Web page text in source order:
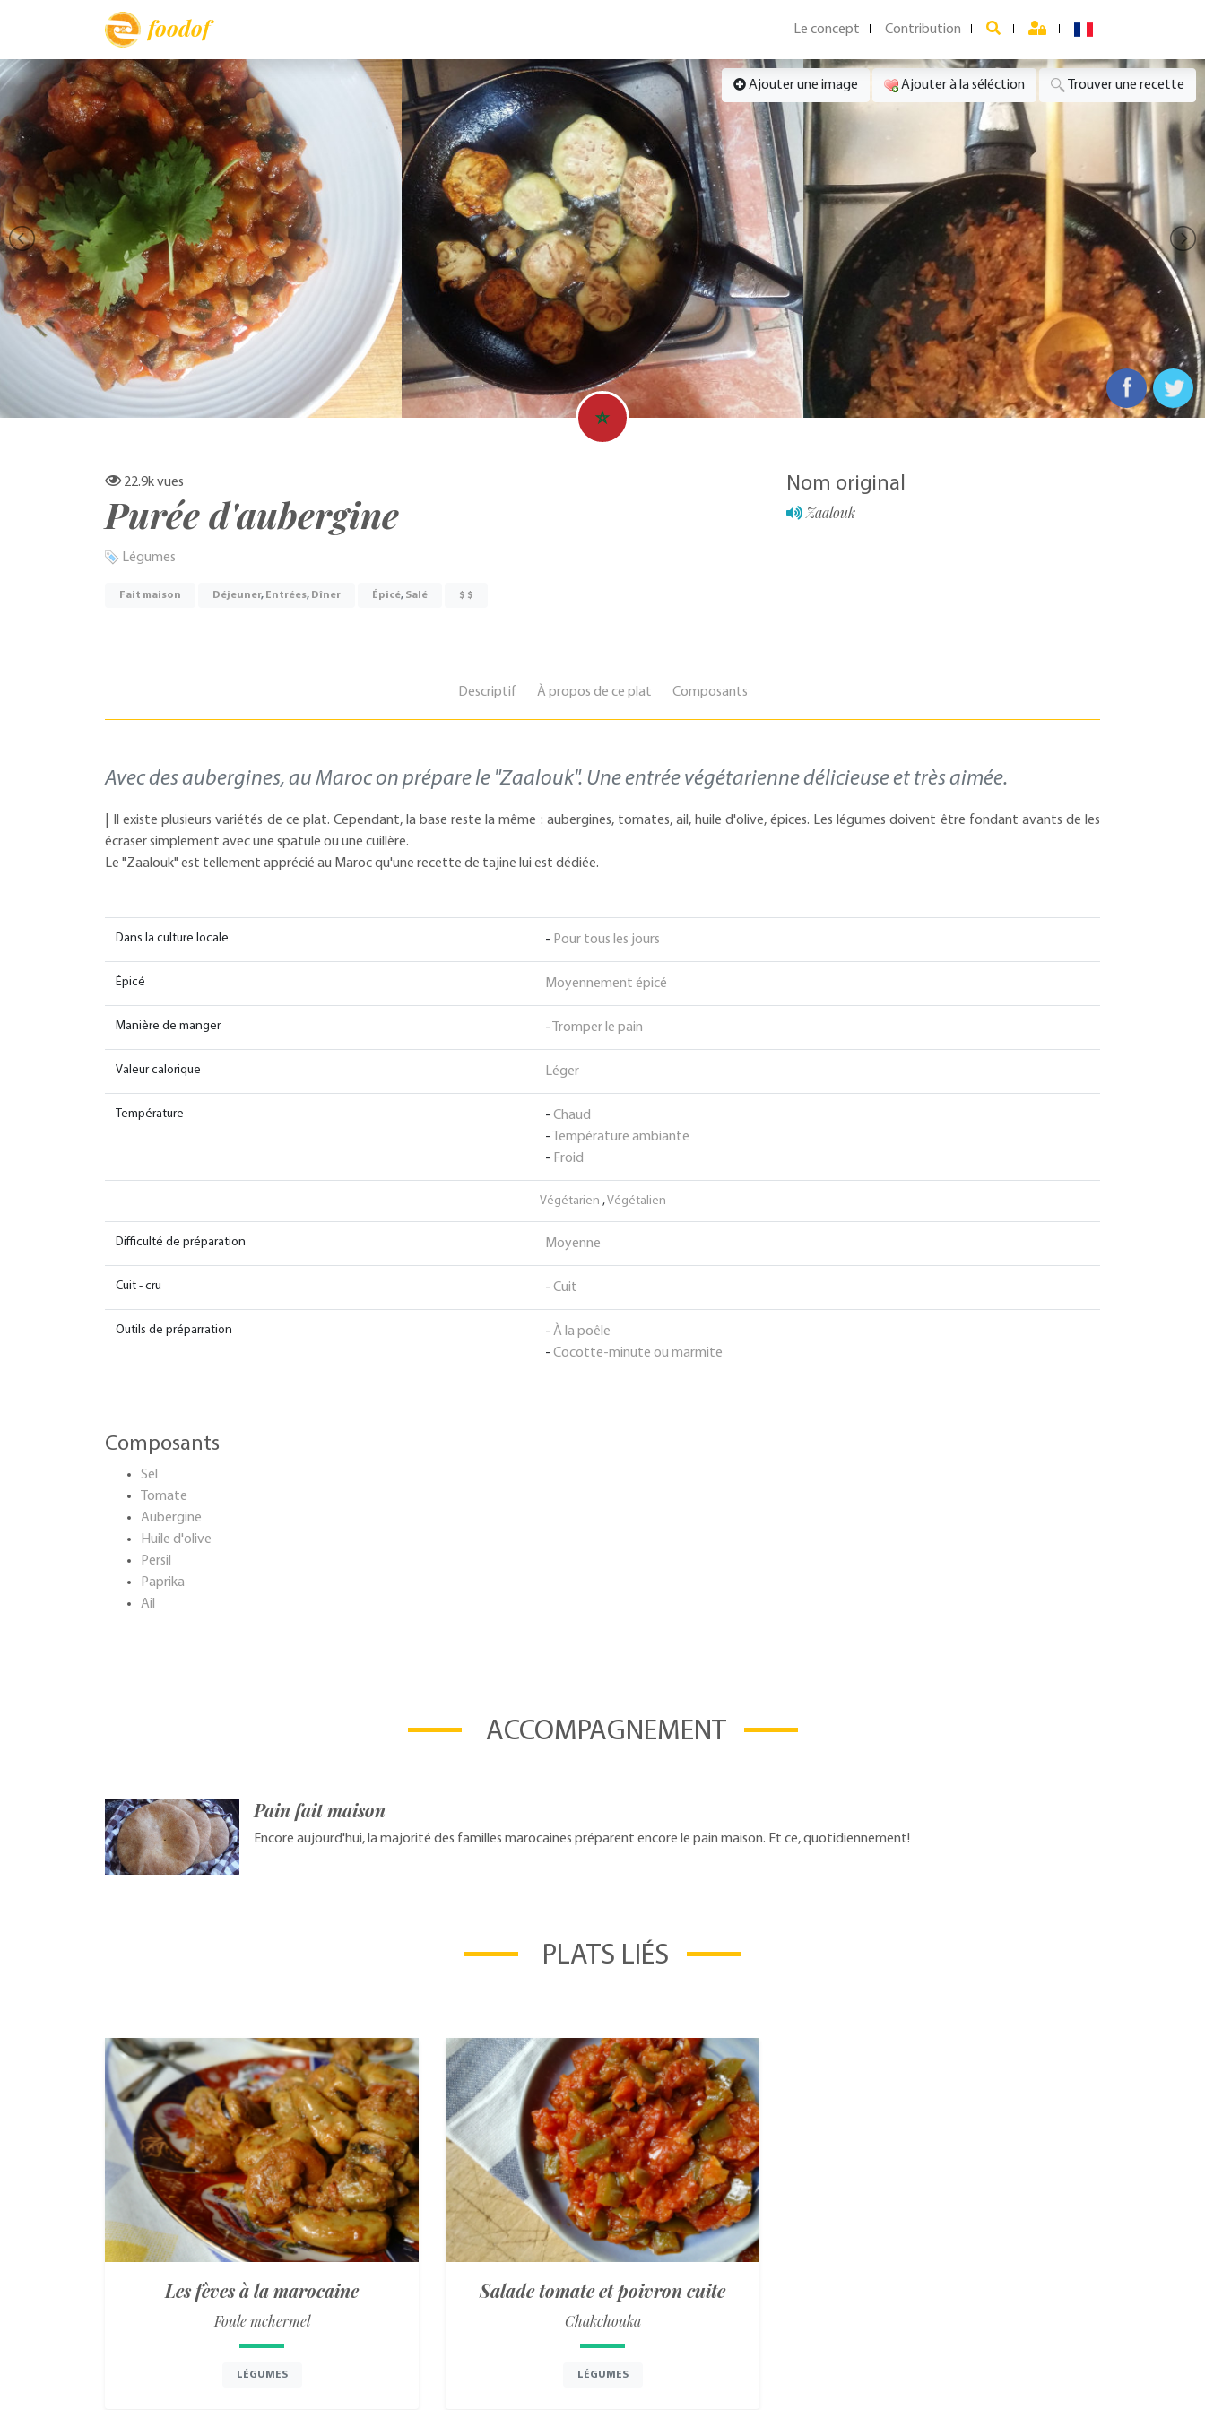
foodof Le concept Contribution
Ajouter une image Ajouter à la séléction Trouver une recette
22.9kvues
Purée d'aubergine
Légumes
Fait maison Déjeuner, Entrées, Dîner Épicé, Salé $ $
Nom original
Zaalouk
Descriptif À propos de ce plat Composants
Avec des aubergines, au Maroc on prépare le "Zaalouk". Une entrée végétarienne délicieuse et très aimée.
| Il existe plusieurs variétés de ce plat. Cependant, la base reste la même : aubergines, tomates, ail, huile d'olive, épices. Les légumes doivent être fondant avants de les
écraser simplement avec une spatule ou une cuillère.
Le "Zaalouk" est tellement apprécié au Maroc qu'une recette de tajine lui est dédiée.
Dans la culture locale - Pour tous les jours
Épicé Moyennement épicé
Manière de manger - Tromper le pain
Valeur calorique Léger
Température - Chaud
-
Température ambiante
- Froid
Végétarien ,Végétalien
Difficulté de préparation Moyenne
Cuit - cru - Cuit
Outils de préparration - À la poêle
- Cocotte-minute ou marmite
Composants
Sel
Tomate
Aubergine
Huile d'olive
Persil
Paprika
Ail
ACCOMPAGNEMENT
Pain fait maison
Encore aujourd'hui, la majorité des familles marocaines préparent encore le pain maison. Et ce, quotidiennement!
PLATS LIÉS
Les fèves à la marocaine
Foule mchermel
LÉGUMES
Salade tomate et poivron cuite
Chakchouka
LÉGUMES